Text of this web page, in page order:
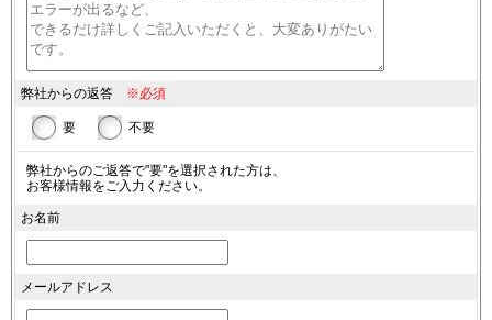
弊社からの返答 ※必須
要 不要
弊社からのご返答で"要"を選択された方は、
お客様情報をご入力ください。
お名前
メールアドレス